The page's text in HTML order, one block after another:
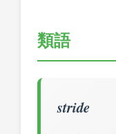
類語
stride